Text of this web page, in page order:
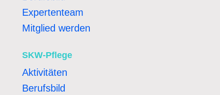
Expertenteam
Mitglied werden
SKW-Pflege
Aktivitäten
Berufsbild